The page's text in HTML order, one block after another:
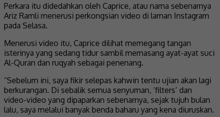
Perkara itu didedahkan oleh Caprice, atau nama sebenarnya
Ariz Ramli menerusi perkongsian video di laman Instagram
pada Selasa.
Menerusi video itu, Caprice dilihat memegang tangan
isterinya yang sedang tidur sambil memasang ayat-ayat suci
Al-Quran dan ruqyah sebagai penenang.
“Sebelum ini, saya fikir selepas kahwin tentu ujian akan lagi
berkurangan. Di sebalik semua senyuman, ‘filters’ dan
video-video yang dipaparkan sebenarnya, sejak tujuh bulan
lalu, saya melalui banyak benda baharu yang kena diuruskan.